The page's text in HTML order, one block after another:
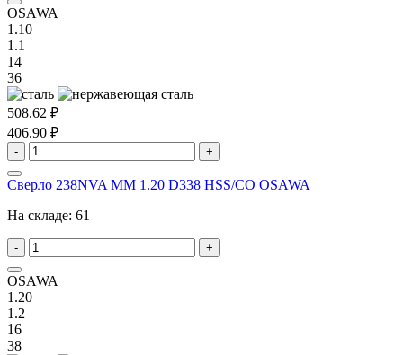
OSAWA
1.10
1.1
14
36
508.62 ₽
406.90 ₽
- +
Сверло 238NVA MM 1.20 D338 HSS/CO OSAWA
На складе: 61
- +
OSAWA
1.20
1.2
16
38